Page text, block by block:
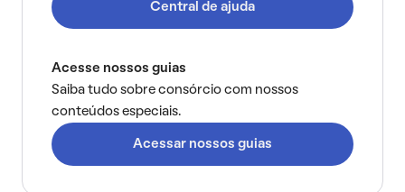
Central de ajuda
Acesse nossos guias
Saiba tudo sobre consórcio com nossos
conteúdos especiais.
Acessar nossos guias